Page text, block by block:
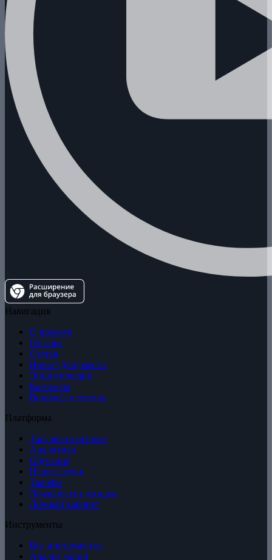
Навигация
О проекте
Отзывы
Статьи
ИнвестДайджесты
Энциклопедия
Контакты
Вопросы и ответы
Платформа
Торговые сигналы
Аналитика
Обучение
Наши сделки
Тарифы
Лояльность и скидки
Личный кабинет
Инструменты
Все инструменты
Анализ акций